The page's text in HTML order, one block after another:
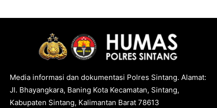
Media informasi dan dokumentasi Polres Sintang. Alamat:
Jl. Bhayangkara, Baning Kota Kecamatan, Sintang,
Kabupaten Sintang, Kalimantan Barat 78613